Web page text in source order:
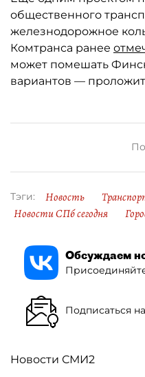
общественного
железнодорожное
Комтранса ранее
может помешать
вариантов —
Тэги: Новость
Новости СПб сегодня
Обсуждаем
Подписаться
Новости СМИ2